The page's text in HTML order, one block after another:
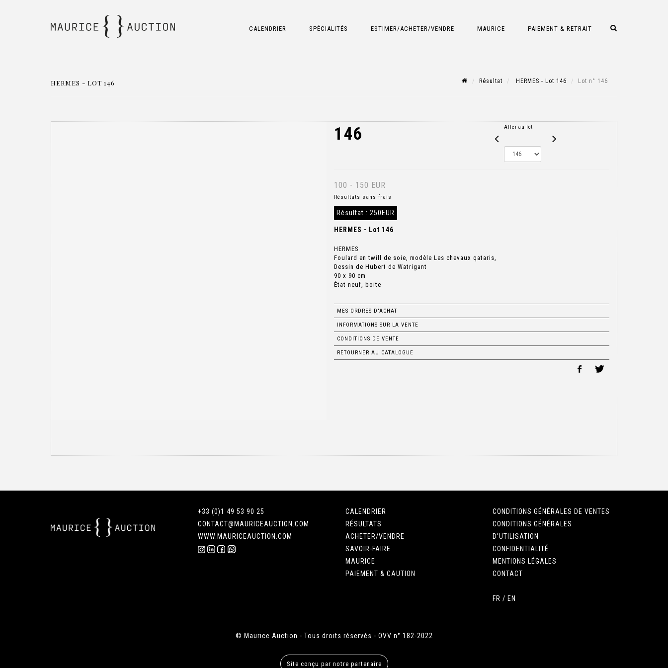
CALENDRIER SPÉCIALITÉS ESTIMER/ACHETER/VENDRE MAURICE PAIEMENT & RETRAIT
HERMES - LOT 146 Résultat HERMES - Lot 146 Lot n° 146
146 Aller au lot
100 - 150 EUR
Résultats sans frais
Résultat : 250EUR
HERMES - Lot 146
HERMES
Foulard en twill de soie, modèle Les chevaux qataris,
Dessin de Hubert de Watrigant
90 x 90 cm
État neuf, boite
MES ORDRES D'ACHAT
INFORMATIONS SUR LA VENTE
CONDITIONS DE VENTE
RETOURNER AU CATALOGUE
+33 (0)1 49 53 90 25
CONTACT@MAURICEAUCTION.COM
WWW.MAURICEAUCTION.COM
CALENDRIER
RÉSULTATS
ACHETER/VENDRE
SAVOIR-FAIRE
MAURICE
PAIEMENT & CAUTION
CONDITIONS GÉNÉRALES DE VENTES
CONDITIONS GÉNÉRALES
D'UTILISATION
CONFIDENTIALITÉ
MENTIONS LÉGALES
CONTACT
FR / EN
© Maurice Auction - Tous droits réservés - OVV n° 182-2022
Site conçu par notre partenaire